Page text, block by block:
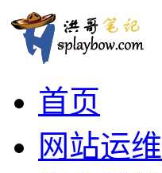
首页
网站运维